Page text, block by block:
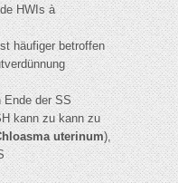
HWIs à
häufiger betroffen
Ende der SS
kann zu kann zu
uterinum),